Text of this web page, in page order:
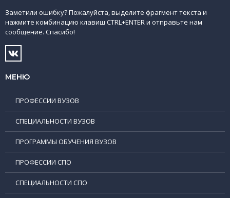
Заметили ошибку? Пожалуйста, выделите фрагмент текста и
нажмите комбинацию клавиш CTRL+ENTER и отправьте нам
сообщение. Спасибо!
МЕНЮ
ПРОФЕССИИ ВУЗОВ
СПЕЦИАЛЬНОСТИ ВУЗОВ
ПРОГРАММЫ ОБУЧЕНИЯ ВУЗОВ
ПРОФЕССИИ СПО
СПЕЦИАЛЬНОСТИ СПО